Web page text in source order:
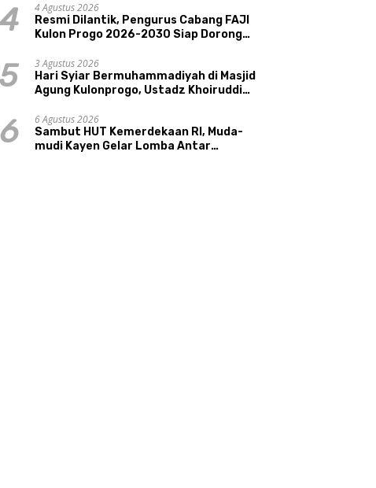
4
4 Agustus 2026
Resmi Dilantik, Pengurus Cabang FAJI
Kulon Progo 2026-2030 Siap Dorong
Sungai Progo
5
3 Agustus 2026
Hari Syiar Bermuhammadiyah di Masjid
Agung Kulonprogo, Ustadz Khoiruddin
Sakinah Adalah Agama
6
6 Agustus 2026
Sambut HUT Kemerdekaan RI, Muda-
mudi Kayen Gelar Lomba Antar